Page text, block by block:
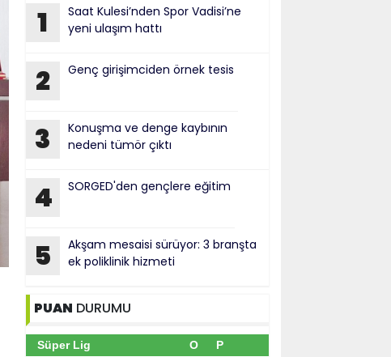
1
Saat Kulesi’nden Spor Vadisi’ne
yeni ulaşım hattı
2 Genç girişimciden örnek tesis
3
Konuşma ve denge kaybının
nedeni tümör çıktı
4 SORGED'den gençlere eğitim
5
Akşam mesaisi sürüyor: 3 branşta
ek poliklinik hizmeti
PUAN DURUMU
Süper Lig O P